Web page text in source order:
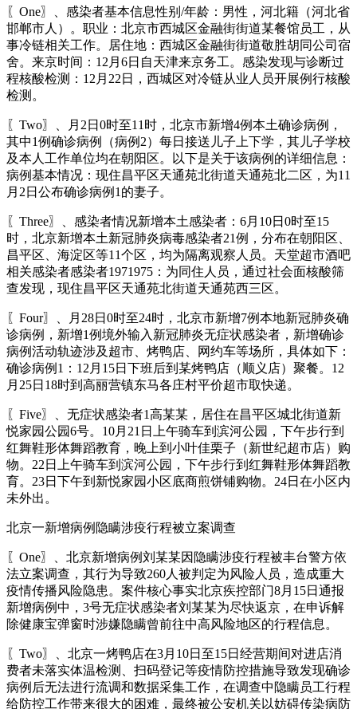
〖One〗、感染者基本信息性别/年龄：男性，河北籍（河北省
邯郸市人）。职业：北京市西城区金融街街道某餐馆员工，从
事冷链相关工作。居住地：西城区金融街街道敬胜胡同公司宿
舍。来京时间：12月6日自天津来京务工。感染发现与诊断过
程核酸检测：12月22日，西城区对冷链从业人员开展例行核酸
检测。
〖Two〗、月2日0时至11时，北京市新增4例本土确诊病例，
其中1例确诊病例（病例2）每日接送儿子上下学，其儿子学校
及本人工作单位均在朝阳区。以下是关于该病例的详细信息：
病例基本情况：现住昌平区天通苑北街道天通苑北二区，为11
月2日公布确诊病例1的妻子。
〖Three〗、感染者情况新增本土感染者：6月10日0时至15
时，北京新增本土新冠肺炎病毒感染者21例，分布在朝阳区、
昌平区、海淀区等11个区，均为隔离观察人员。天堂超市酒吧
相关感染者感染者1971975：为同住人员，通过社会面核酸筛
查发现，现住昌平区天通苑北街道天通苑西三区。
〖Four〗、月28日0时至24时，北京市新增7例本地新冠肺炎确
诊病例，新增1例境外输入新冠肺炎无症状感染者，新增确诊
病例活动轨迹涉及超市、烤鸭店、网约车等场所，具体如下：
确诊病例1：12月15日下班后到某烤鸭店（顺义店）聚餐。12
月25日18时到高丽营镇东马各庄村平价超市取快递。
〖Five〗、无症状感染者1高某某，居住在昌平区城北街道新
悦家园公园6号。10月21日上午骑车到滨河公园，下午步行到
红舞鞋形体舞蹈教育，晚上到小叶佳栗子（新世纪超市店）购
物。22日上午骑车到滨河公园，下午步行到红舞鞋形体舞蹈教
育。23日下午到新悦家园小区底商煎饼铺购物。24日在小区内
未外出。
北京一新增病例隐瞒涉疫行程被立案调查
〖One〗、北京新增病例刘某某因隐瞒涉疫行程被丰台警方依
法立案调查，其行为导致260人被判定为风险人员，造成重大
疫情传播风险隐患。案件核心事实北京疾控部门8月15日通报
新增病例中，3号无症状感染者刘某某为尽快返京，在申诉解
除健康宝弹窗时涉嫌隐瞒曾前往中高风险地区的行程信息。
〖Two〗、北京一烤鸭店在3月10日至15日经营期间对进店消
费者未落实体温检测、扫码登记等疫情防控措施导致发现确诊
病例后无法进行流调和数据采集工作，在调查中隐瞒员工行程
给防控工作带来很大的困难，最终被公安机关以妨碍传染病防